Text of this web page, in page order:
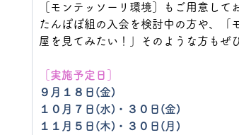
［モンテッソーリ環境］もご用意して
たんぽぽ組の入会を検討中の方や、「
屋を見てみたい！」そのような方もぜ
［実施予定日］
９月１８日(金)
１０月７日(水)・３０日(金)
１１月５日(木)・３０日(月)